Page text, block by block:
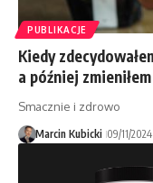
PUBLIKACJE
Kiedy
a później
Smacznie i zdrowo
Marcin Kubicki 09/11/2024